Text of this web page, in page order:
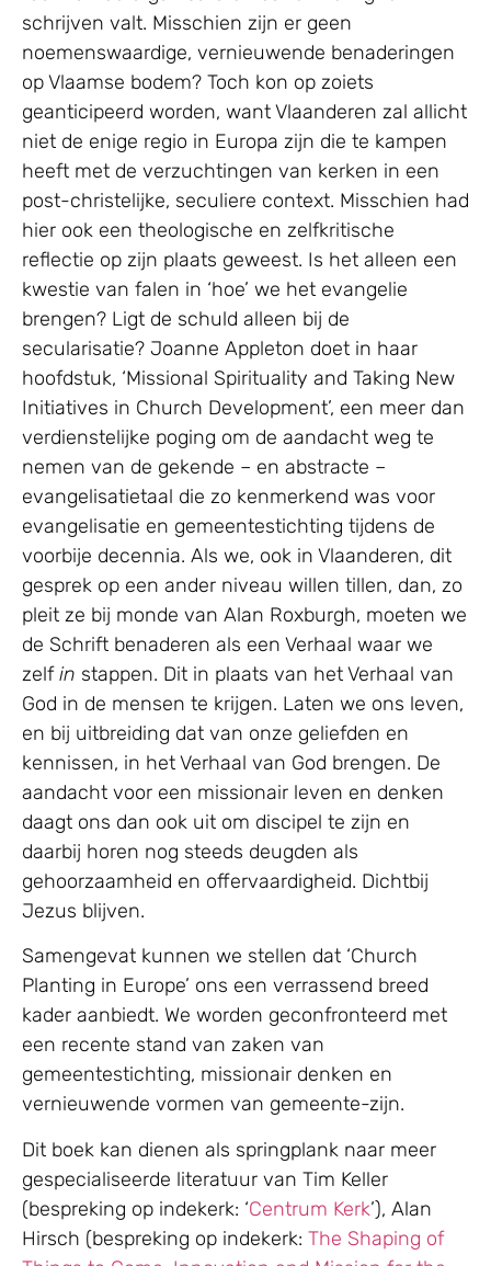
schrijven valt. Misschien zijn er geen
noemenswaardige, vernieuwende benaderingen
op Vlaamse bodem? Toch kon op zoiets
geanticipeerd worden, want Vlaanderen zal allicht
niet de enige regio in Europa zijn die te kampen
heeft met de verzuchtingen van kerken in een
post-christelijke, seculiere context. Misschien had
hier ook een theologische en zelfkritische
reflectie op zijn plaats geweest. Is het alleen een
kwestie van falen in ‘hoe’ we het evangelie
brengen? Ligt de schuld alleen bij de
secularisatie? Joanne Appleton doet in haar
hoofdstuk, ‘Missional Spirituality and Taking New
Initiatives in Church Development’, een meer dan
verdienstelijke poging om de aandacht weg te
nemen van de gekende – en abstracte –
evangelisatietaal die zo kenmerkend was voor
evangelisatie en gemeentestichting tijdens de
voorbije decennia. Als we, ook in Vlaanderen, dit
gesprek op een ander niveau willen tillen, dan, zo
pleit ze bij monde van Alan Roxburgh, moeten we
de Schrift benaderen als een Verhaal waar we
zelfin stappen. Dit in plaats van het Verhaal van
God in de mensen te krijgen. Laten we ons leven,
en bij uitbreiding dat van onze geliefden en
kennissen, in het Verhaal van God brengen. De
aandacht voor een missionair leven en denken
daagt ons dan ook uit om discipel te zijn en
daarbij horen nog steeds deugden als
gehoorzaamheid en offervaardigheid. Dichtbij
Jezus blijven.
Samengevat kunnen we stellen dat ‘Church
Planting in Europe’ ons een verrassend breed
kader aanbiedt. We worden geconfronteerd met
een recente stand van zaken van
gemeentestichting, missionair denken en
vernieuwende vormen van gemeente-zijn.
Dit boek kan dienen als springplank naar meer
gespecialiseerde literatuur van Tim Keller
(bespreking op indekerk: ‘Centrum Kerk’), Alan
Hirsch (bespreking op indekerk: The Shaping of